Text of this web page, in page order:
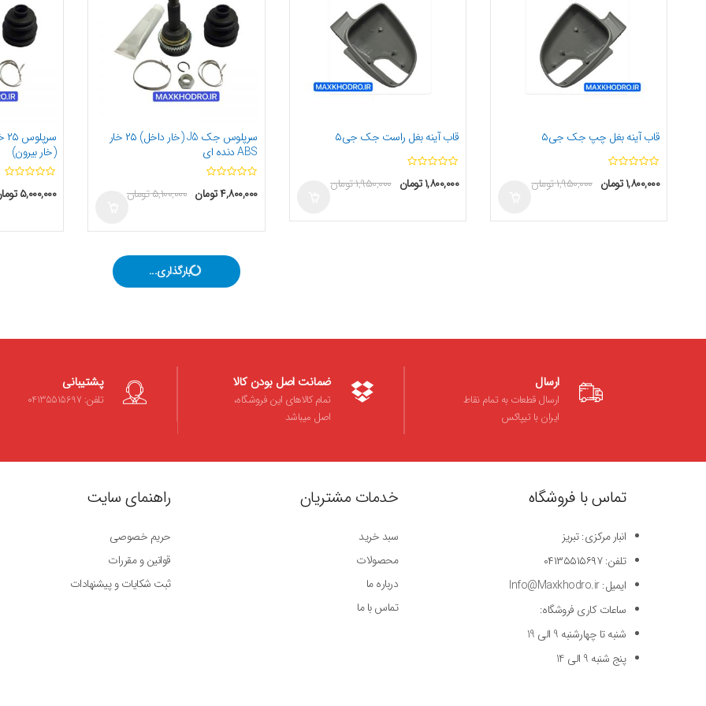
(خار بیرون)
۵,۰۰۰,۰۰۰
سرپلوس جک J5 (خار داخل) ۲۵ خار
ABS دنده ای
۵,۱۰۰,۰۰۰تومان ۴,۸۰۰,۰۰۰تومان
قاب آینه بغل راست جک جی۵
۱,۹۵۰,۰۰۰تومان ۱,۸۰۰,۰۰۰تومان
قاب آینه بغل چپ جک جی۵
۱,۹۵۰,۰۰۰تومان ۱,۸۰۰,۰۰۰تومان
بارگذاری...
پشتیبانی
تلفن: 04135515697
ضمانت اصل بودن کالا
تمام کالاهای این فروشگاه،
اصل میباشد
ارسال
ارسال قطعات به تمام نقاط
ایران با تیپاکس
راهنمای سایت
حریم خصوصی
قوانین و مقررات
ثبت شکایات و پیشنهادات
خدمات مشتریان
سبد خرید
محصولات
درباره ما
تماس با ما
تماس با فروشگاه
انبار مرکزی: تبریز
تلفن: ۰۴۱۳۵۵۱۵۶۹۷
ایمیل: Info@Maxkhodro.ir
ساعات کاری فروشگاه:
شنبه تا چهارشنبه 9 الی 19
پنج شنبه 9 الی 14